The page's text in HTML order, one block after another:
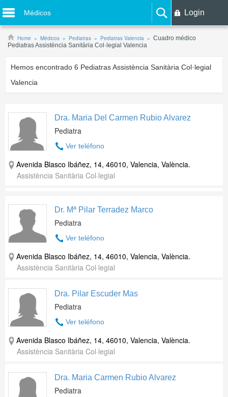
Médicos Login
Home Médicos Pediatras Pediatras Valencia
Cuadro médico
Pediatras Assistència Sanitària Col·legial Valencia
Hemos encontrado 6 Pediatras Assistència Sanitària Col·legial
Valencia
Dra. Maria Del Carmen Rubio Alvarez
Pediatra
Ver teléfono
Avenida Blasco Ibáñez, 14, 46010, Valencia, València.
Assistència Sanitària Col·legial
Dr. Mª Pilar Terradez Marco
Pediatra
Ver teléfono
Avenida Blasco Ibáñez, 14, 46010, Valencia, València.
Assistència Sanitària Col·legial
Dra. Pilar Escuder Mas
Pediatra
Ver teléfono
Avenida Blasco Ibáñez, 14, 46010, Valencia, València.
Assistència Sanitària Col·legial
Dra. Maria Carmen Rubio Alvarez
Pediatra